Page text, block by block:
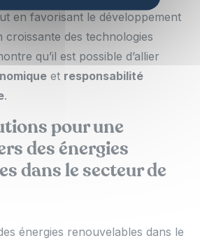
en favorisant le développement
croissante des technologies
qu’il est possible d’allier
et responsabilité
.
pour une
des énergies
dans le secteur de
énergies renouvelables dans le